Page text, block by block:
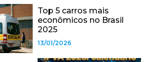
Top 5 carros mais
econômicos no Brasil
2025
13/01/2026